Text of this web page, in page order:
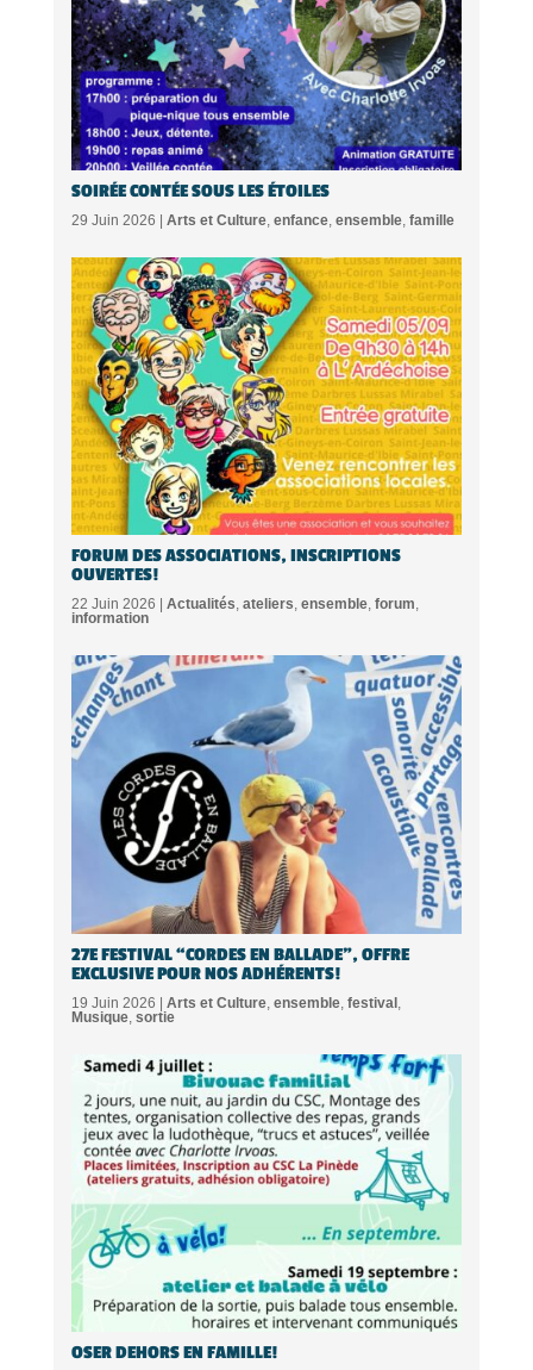
SOIRÉE CONTÉE SOUS LES ÉTOILES
29 Juin 2026 | Arts et Culture, enfance, ensemble, famille
FORUM DES ASSOCIATIONS, INSCRIPTIONS
OUVERTES!
22 Juin 2026 | Actualités, ateliers, ensemble, forum,
information
27E FESTIVAL “CORDES EN BALLADE”, OFFRE
EXCLUSIVE POUR NOS ADHÉRENTS!
19 Juin 2026 | Arts et Culture, ensemble, festival,
Musique, sortie
OSER DEHORS EN FAMILLE!